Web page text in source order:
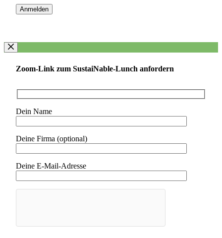
Zoom-Link zum SustaiNable-Lunch anfordern
Dein Name
Deine Firma (optional)
Deine E-Mail-Adresse